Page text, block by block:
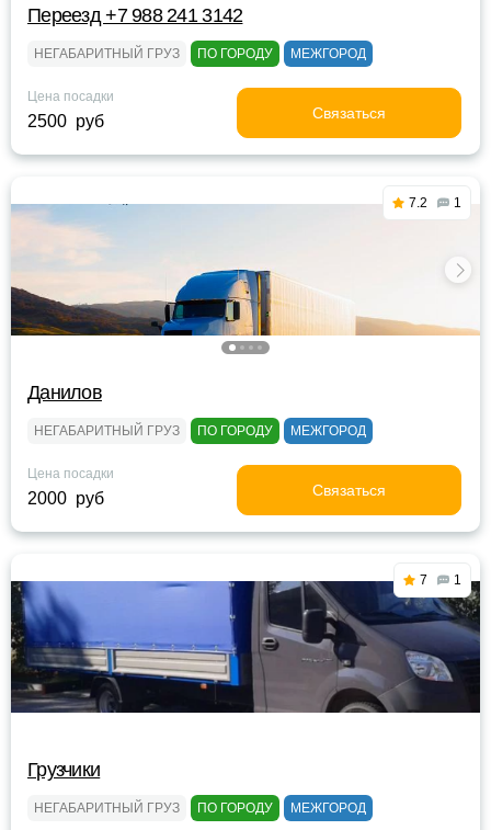
Переезд +7 988 241 3142
НЕГАБАРИТНЫЙ ГРУЗ ПО ГОРОДУ МЕЖГОРОД
Цена посадки
2500 руб Связаться
7.2 1
Данилов
НЕГАБАРИТНЫЙ ГРУЗ ПО ГОРОДУ МЕЖГОРОД
Цена посадки
2000 руб Связаться
7 1
Грузчики
НЕГАБАРИТНЫЙ ГРУЗ ПО ГОРОДУ МЕЖГОРОД